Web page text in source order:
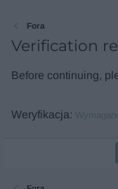
Fora
Verification
Before continuing,
Weryfikacja Wymagane